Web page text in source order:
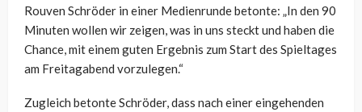
Rouven Schröder in einer Medienrunde betonte: „In den 90
Minuten wollen wir zeigen, was in uns steckt und haben die
Chance, mit einem guten Ergebnis zum Start des Spieltages
am Freitagabend vorzulegen.“
Zugleich betonte Schröder, dass nach einer eingehenden